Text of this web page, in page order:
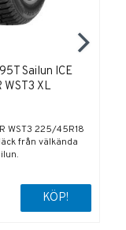
Sailun ICE
WST3 XL
WST3 225/45R18
från välkända
KÖP!